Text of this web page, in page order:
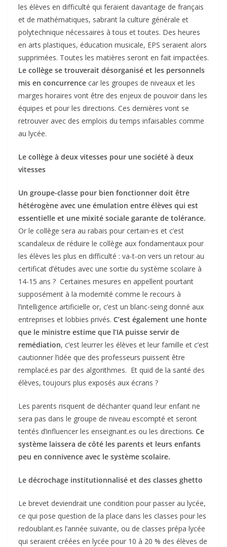
les élèves en difficulté qui feraient davantage de français
et de mathématiques, sabrant la culture générale et
polytechnique nécessaires à tous et toutes. Des heures
en arts plastiques, éducation musicale, EPS seraient alors
supprimées. Toutes les matières seront en fait impactées.
Le collège se trouverait désorganisé et les personnels
mis en concurrence car les groupes de niveaux et les
marges horaires vont être des enjeux de pouvoir dans les
équipes et pour les directions. Ces dernières vont se
retrouver avec des emplois du temps infaisables comme
au lycée.
Le collège à deux vitesses pour une société à deux
vitesses
Un groupe-classe pour bien fonctionner doit être
hétérogène avec une émulation entre élèves qui est
essentielle et une mixité sociale garante de tolérance.
Or le collège sera au rabais pour certain·es et c’est
scandaleux de réduire le collège aux fondamentaux pour
les élèves les plus en difficulté : va-t-on vers un retour au
certificat d’études avec une sortie du système scolaire à
14-15 ans ? Certaines mesures en appellent pourtant
supposément à la modernité comme le recours à
l’intelligence artificielle or, c’est un blanc-seing donné aux
entreprises et lobbies privés. C’est également une honte
que le ministre estime que l’IA puisse servir de
remédiation, c’est leurrer les élèves et leur famille et c’est
cautionner l’idée que des professeurs puissent être
remplacé.es par des algorithmes. Et quid de la santé des
élèves, toujours plus exposés aux écrans ?
Les parents risquent de déchanter quand leur enfant ne
sera pas dans le groupe de niveau escompté et seront
tentés d’influencer les enseignant.es ou les directions. Ce
système laissera de côté les parents et leurs enfants
peu en connivence avec le système scolaire.
Le décrochage institutionnalisé et des classes ghetto
Le brevet deviendrait une condition pour passer au lycée,
ce qui pose question de la place dans les classes pour les
redoublant.es l’année suivante, ou de classes prépa lycée
qui seraient créées en lycée pour 10 à 20 % des élèves de